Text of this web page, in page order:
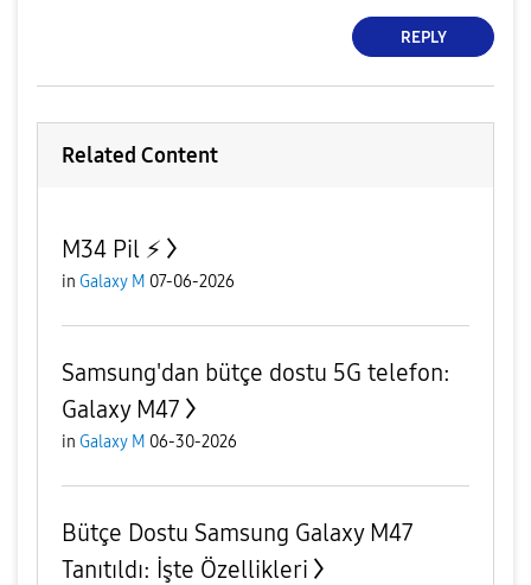
REPLY
Related Content
M34 Pil ⚡️
in Galaxy M 07-06-2026
Samsung'dan bütçe dostu 5G telefon:
Galaxy M47
in Galaxy M 06-30-2026
Bütçe Dostu Samsung Galaxy M47
Tanıtıldı: İşte Özellikleri